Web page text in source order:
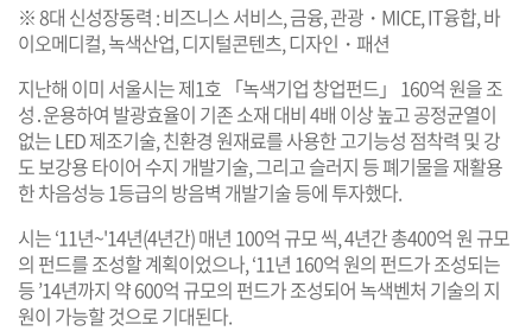
※ 8대 신성장동력 : 비즈니스 서비스, 금융, 관광・MICE, IT융합, 바
이오메디컬, 녹색산업, 디지털콘텐츠, 디자인・패션
지난해 이미 서울시는 제1호 「녹색기업 창업펀드」 160억 원을 조
성․운용하여 발광효율이 기존 소재 대비 4배 이상 높고 공정균열이
없는 LED 제조기술, 친환경 원재료를 사용한 고기능성 점착력 및 강
도 보강용 타이어 수지 개발기술, 그리고 슬러지 등 폐기물을 재활용
한 차음성능 1등급의 방음벽 개발기술 등에 투자했다.
시는 ‘11년~'14년(4년간) 매년 100억 규모 씩, 4년간 총400억 원 규모
의 펀드를 조성할 계획이었으나, ‘11년 160억 원의 펀드가 조성되는
등 ’14년까지 약 600억 규모의 펀드가 조성되어 녹색벤처 기술의 지
원이 가능할 것으로 기대된다.